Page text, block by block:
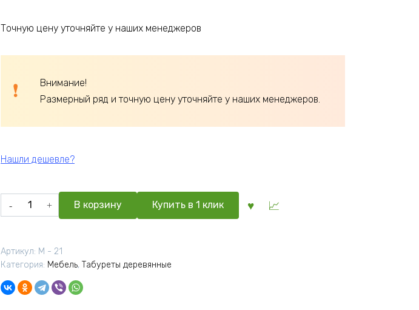
Точную цену уточняйте у наших менеджеров
Внимание!
Размерный ряд и точную цену уточняйте у наших менеджеров.
Нашли дешевле?
Количество
товара
Фигурными
Ножками350*350*435
Белый
В корзину Купить в 1 клик
Артикул: М - 21
Категория: Мебель, Табуреты деревянные